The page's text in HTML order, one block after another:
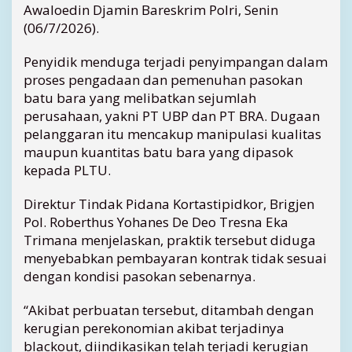
a
B
a
r
P
T
e
P
e
y
i
i
k
a
Awaloedin Djamin Bareskrim Polri, Senin
(06/7/2026).
Penyidik menduga terjadi penyimpangan dalam
proses pengadaan dan pemenuhan pasokan
batu bara yang melibatkan sejumlah
perusahaan, yakni PT UBP dan PT BRA. Dugaan
pelanggaran itu mencakup manipulasi kualitas
maupun kuantitas batu bara yang dipasok
kepada PLTU.
Direktur Tindak Pidana Kortastipidkor, Brigjen
Pol. Roberthus Yohanes De Deo Tresna Eka
Trimana menjelaskan, praktik tersebut diduga
menyebabkan pembayaran kontrak tidak sesuai
dengan kondisi pasokan sebenarnya.
“Akibat perbuatan tersebut, ditambah dengan
kerugian perekonomian akibat terjadinya
blackout, diindikasikan telah terjadi kerugian